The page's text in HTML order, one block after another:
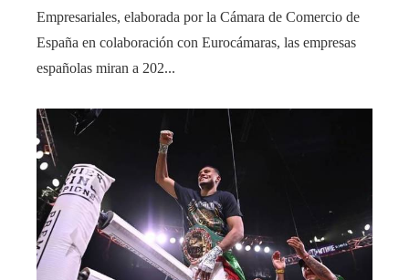
Empresariales, elaborada por la Cámara de Comercio de
España en colaboración con Eurocámaras, las empresas
españolas miran a 202...